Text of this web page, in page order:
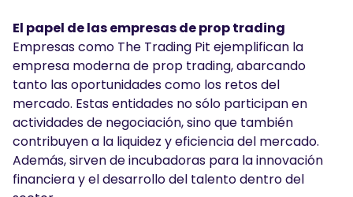
El papel de las empresas de prop trading
Empresas como The Trading Pit ejemplifican la
empresa moderna de prop trading, abarcando
tanto las oportunidades como los retos del
mercado. Estas entidades no sólo participan en
actividades de negociación, sino que también
contribuyen a la liquidez y eficiencia del mercado.
Además, sirven de incubadoras para la innovación
financiera y el desarrollo del talento dentro del